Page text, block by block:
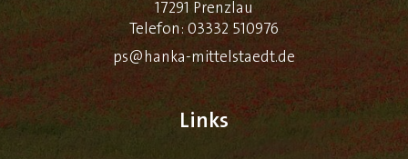
17291 Prenzlau
Telefon: 03332 510976
ps@hanka-mittelstaedt.de
Links